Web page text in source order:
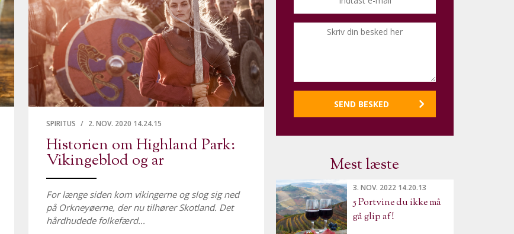
SPIRITUS / 2. NOV. 2020 14.24.15
Historien om Highland Park:
Vikingeblod og ar
For længe siden kom vikingerne og slog sig ned
på Orkneyøerne, der nu tilhører Skotland. Det
hårdhudede folkefærd...
Mest læste
3. NOV. 2022 14.20.13
5 Portvine du ikke må
gå glip af!